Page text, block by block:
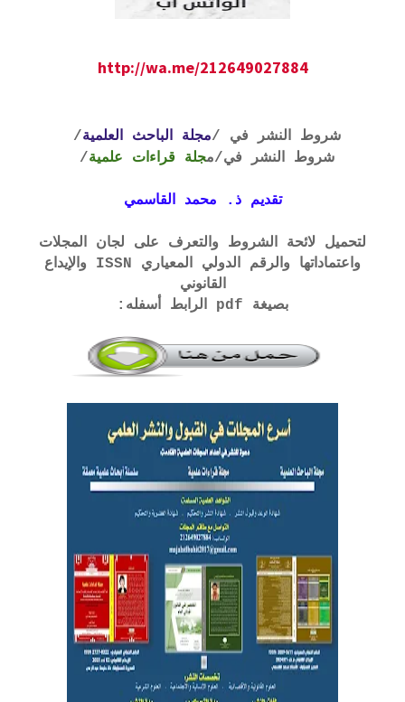
http://wa.me/212649027884
شروط النشر في /مجلة الباحث العلمية/
شروط النشر في/مجلة قراءات علمية/
تقديم ذ. محمد القاسمي
لتحميل لائحة الشروط والتعرف على لجان المجلات
واعتماداتها والرقم الدولي المعياري ISSN والإيداع
القانوني
بصيغة pdf الرابط أسفله: